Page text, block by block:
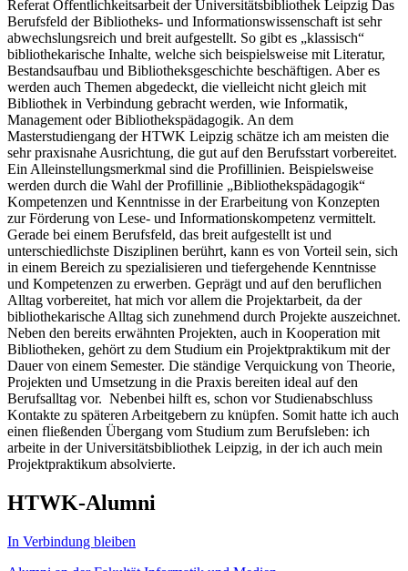
Referat Öffentlichkeitsarbeit der Universitätsbibliothek Leipzig Das
Berufsfeld der Bibliotheks- und Informationswissenschaft ist sehr
abwechslungsreich und breit aufgestellt. So gibt es „klassisch“
bibliothekarische Inhalte, welche sich beispielsweise mit Literatur,
Bestandsaufbau und Bibliotheksgeschichte beschäftigen. Aber es
werden auch Themen abgedeckt, die vielleicht nicht gleich mit
Bibliothek in Verbindung gebracht werden, wie Informatik,
Management oder Bibliothekspädagogik. An dem
Masterstudiengang der HTWK Leipzig schätze ich am meisten die
sehr praxisnahe Ausrichtung, die gut auf den Berufsstart vorbereitet.
Ein Alleinstellungsmerkmal sind die Profillinien. Beispielsweise
werden durch die Wahl der Profillinie „Bibliothekspädagogik“
Kompetenzen und Kenntnisse in der Erarbeitung von Konzepten
zur Förderung von Lese- und Informationskompetenz vermittelt.
Gerade bei einem Berufsfeld, das breit aufgestellt ist und
unterschiedlichste Disziplinen berührt, kann es von Vorteil sein, sich
in einem Bereich zu spezialisieren und tiefergehende Kenntnisse
und Kompetenzen zu erwerben. Geprägt und auf den beruflichen
Alltag vorbereitet, hat mich vor allem die Projektarbeit, da der
bibliothekarische Alltag sich zunehmend durch Projekte auszeichnet.
Neben den bereits erwähnten Projekten, auch in Kooperation mit
Bibliotheken, gehört zu dem Studium ein Projektpraktikum mit der
Dauer von einem Semester. Die ständige Verquickung von Theorie,
Projekten und Umsetzung in die Praxis bereiten ideal auf den
Berufsalltag vor. Nebenbei hilft es, schon vor Studienabschluss
Kontakte zu späteren Arbeitgebern zu knüpfen. Somit hatte ich auch
einen fließenden Übergang vom Studium zum Berufsleben: ich
arbeite in der Universitätsbibliothek Leipzig, in der ich auch mein
Projektpraktikum absolvierte.
HTWK-Alumni
In Verbindung bleiben